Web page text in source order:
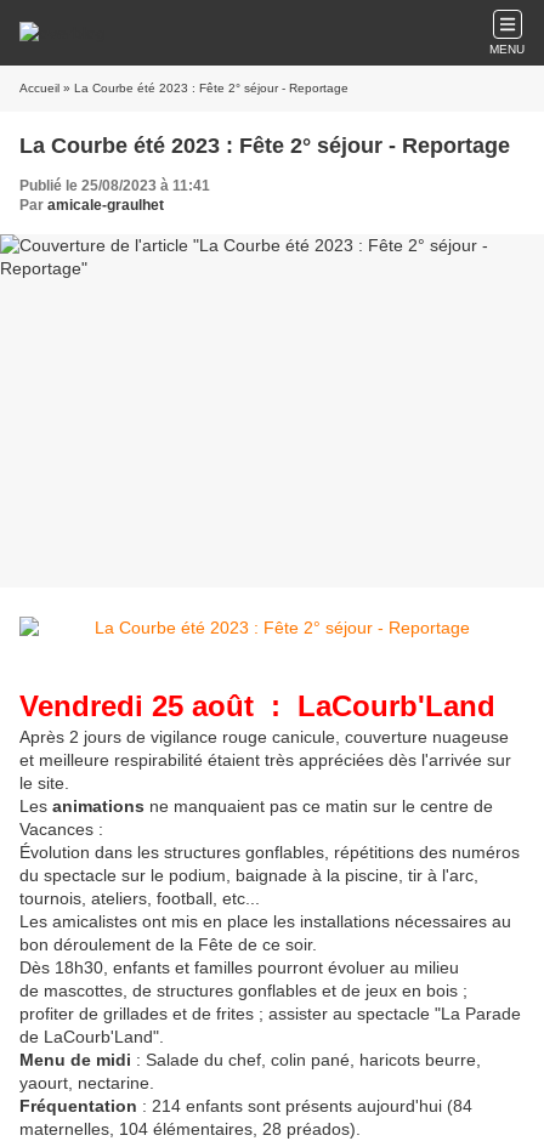
MENU
Accueil » La Courbe été 2023 : Fête 2° séjour - Reportage
La Courbe été 2023 : Fête 2° séjour - Reportage
Publié le 25/08/2023 à 11:41
Par amicale-graulhet
Vendredi 25 août : LaCourb'Land
Après 2 jours de vigilance rouge canicule, couverture nuageuse
et meilleure respirabilité étaient très appréciées dès l'arrivée sur
le site.
Les animations ne manquaient pas ce matin sur le centre de
Vacances :
Évolution dans les structures gonflables, répétitions des numéros
du spectacle sur le podium, baignade à la piscine, tir à l'arc,
tournois, ateliers, football, etc...
Les amicalistes ont mis en place les installations nécessaires au
bon déroulement de la Fête de ce soir.
Dès 18h30, enfants et familles pourront évoluer au milieu
de mascottes, de structures gonflables et de jeux en bois ;
profiter de grillades et de frites ; assister au spectacle "La Parade
de LaCourb'Land".
Menu de midi : Salade du chef, colin pané, haricots beurre,
yaourt, nectarine.
Fréquentation : 214 enfants sont présents aujourd'hui (84
maternelles, 104 élémentaires, 28 préados).